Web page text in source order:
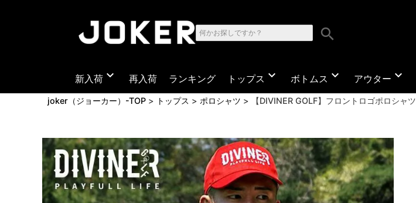
search
新入荷 expand_more 再入荷 ランキング トップス expand_more ボトムス expand_more アウター expand_more
joker（ジョーカー）-TOP トップス ポロシャツ 【DIVINER GOLF】フロントロゴポロシャツ